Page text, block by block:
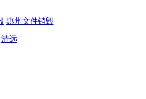
惠州文件销毁
清远